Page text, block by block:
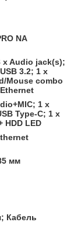
NA
x Audio jack(s);
3.2; 1 x
Mouse combo
1 x
Type-C; 1 x
HDD LED
мм
Кабель